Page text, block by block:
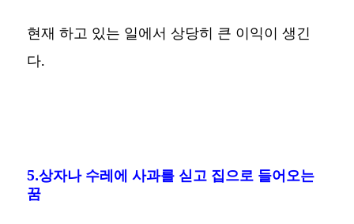
현재 하고 있는 일에서 상당히 큰 이익이 생긴
다.
5.상자나 수레에 사과를 싣고 집으로 들어오는
꿈